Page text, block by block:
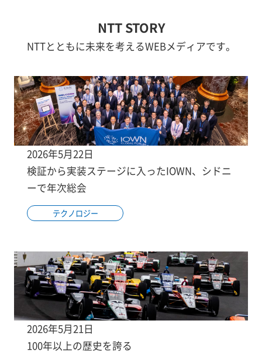
NTT STORY
NTTとともに未来を考えるWEBメディアです。
2026年5月22日
検証から実装ステージに入ったIOWN、シドニ
ーで年次総会
テクノロジー
2026年5月21日
100年以上の歴史を誇る